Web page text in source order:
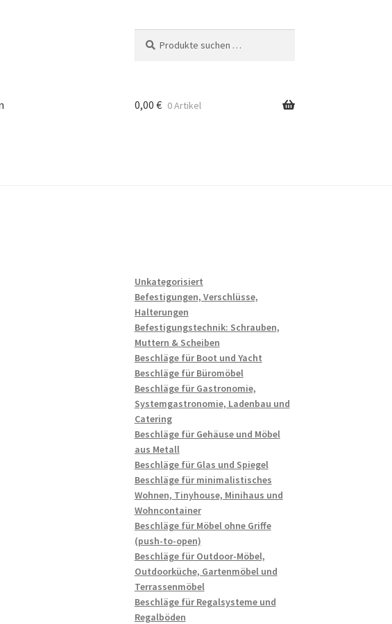
nach:
0,00 € 0 Artikel
Unkategorisiert
Befestigungen, Verschlüsse,
Halterungen
Befestigungstechnik: Schrauben,
Muttern & Scheiben
Beschläge für Boot und Yacht
Beschläge für Büromöbel
Beschläge für Gastronomie,
Systemgastronomie, Ladenbau und
Catering
Beschläge für Gehäuse und Möbel
aus Metall
Beschläge für Glas und Spiegel
Beschläge für minimalistisches
Wohnen, Tinyhouse, Minihaus und
Wohncontainer
Beschläge für Möbel ohne Griffe
(push-to-open)
Beschläge für Outdoor-Möbel,
Outdoorküche, Gartenmöbel und
Terrassenmöbel
Beschläge für Regalsysteme und
Regalböden